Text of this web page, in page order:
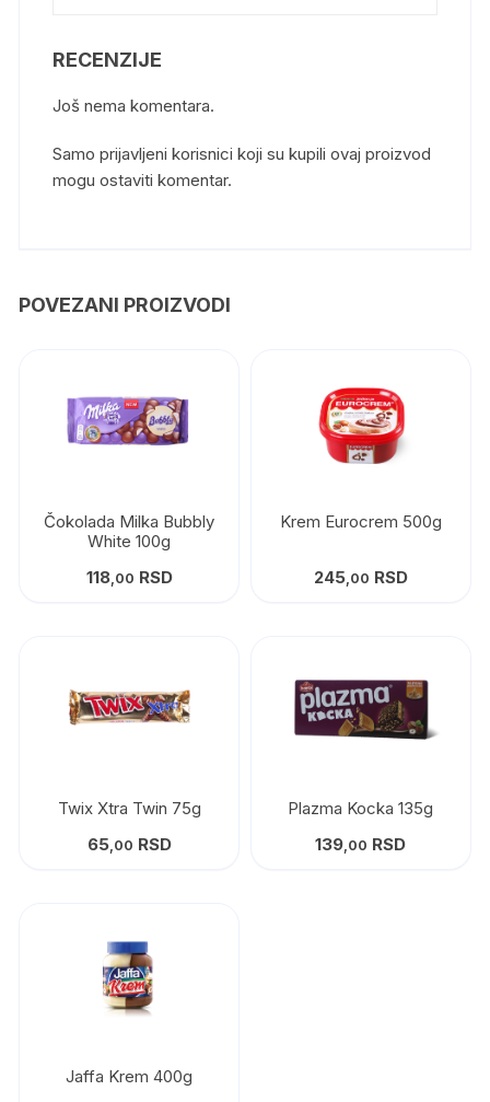
RECENZIJE
Još nema komentara.
Samo prijavljeni korisnici koji su kupili ovaj proizvod
mogu ostaviti komentar.
POVEZANI PROIZVODI
Čokolada Milka Bubbly
White 100g
118,00 RSD
Krem Eurocrem 500g
245,00 RSD
Twix Xtra Twin 75g
65,00 RSD
Plazma Kocka 135g
139,00 RSD
Jaffa Krem 400g